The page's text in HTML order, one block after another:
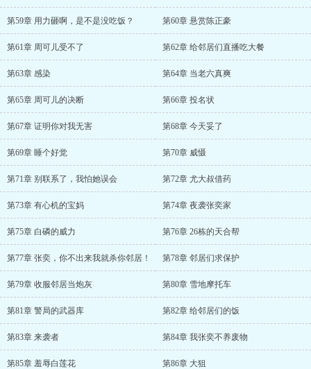
第59章 用力砸啊，是不是没吃饭？ 第60章 悬赏陈正豪
第61章 周可儿受不了 第62章 给邻居们直播吃大餐
第63章 感染 第64章 当老六真爽
第65章 周可儿的决断 第66章 投名状
第67章 证明你对我无害 第68章 今天妥了
第69章 睡个好觉 第70章 威慑
第71章 别联系了，我怕她误会 第72章 尤大叔借药
第73章 有心机的宝妈 第74章 夜袭张奕家
第75章 白磷的威力 第76章 26栋的天合帮
第77章 张奕，你不出来我就杀你邻居！ 第78章 邻居们求保护
第79章 收服邻居当炮灰 第80章 雪地摩托车
第81章 警局的武器库 第82章 给邻居们的饭
第83章 来袭者 第84章 我张奕不养废物
第85章 羞辱白莲花 第86章 大狙